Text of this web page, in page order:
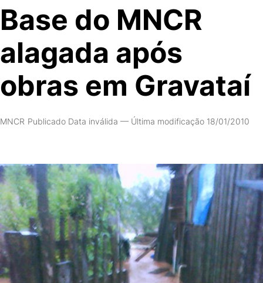
Base do MNCR
alagada após
obras em Gravataí
MNCR Publicado Data inválida — Última modificação 18/01/2010